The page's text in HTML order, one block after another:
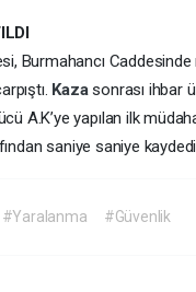
Burmahancı Caddesinde
Kazasonrası ihbar
A.K’ye yapılan ilk
saniye saniye
#Yaralanma #Güvenlik